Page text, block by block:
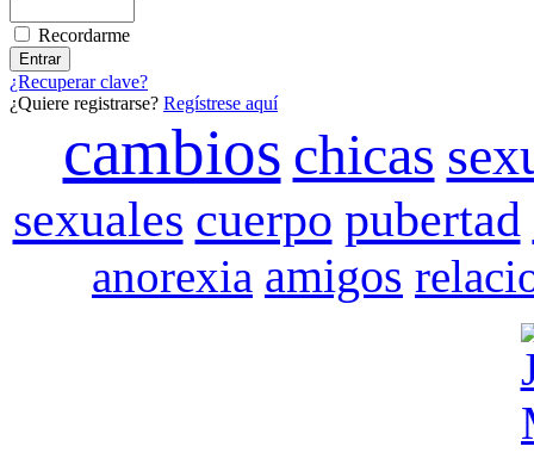
Recordarme
¿Recuperar clave?
¿Quiere registrarse? Regístrese aquí
cambios chicas
sexuales cuerpo pubertad
anorexia amigos